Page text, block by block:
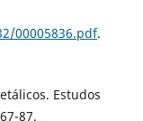
00005836.pdf.
Estudos
87.